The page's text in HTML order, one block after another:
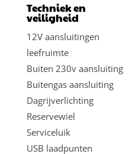
Techniek en
veiligheid
12V aansluitingen
leefruimte
Buiten 230v aansluiting
Buitengas aansluiting
Dagrijverlichting
Reservewiel
Serviceluik
USB laadpunten